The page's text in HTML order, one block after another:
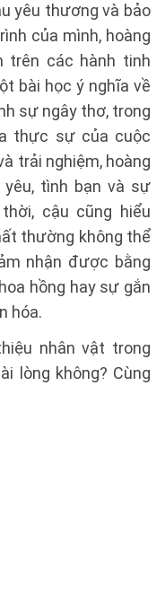
yêu thương và bảo
của mình, hoàng
trên các hành tinh
bài học ý nghĩa về
sự ngây thơ, trong
thực sự của cuộc
trải nghiệm, hoàng
tình bạn và sự
cậu cũng hiểu
thường không thể
nhận được bằng
hồng hay sự gắn
hóa.
nhân vật trong
lòng không? Cùng